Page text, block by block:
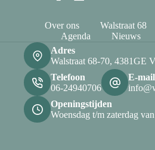
Over ons Walstraat 68
Agenda
Nieuws
Adres
Walstraat 68-70, 4381GE
Telefoon
06-24940706
E-mail
Openingstijden
Woensdag t/m zaterdag